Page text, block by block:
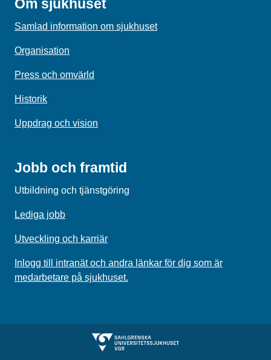
Om sjukhuset
Samlad information om sjukhuset
Organisation
Press och omvärld
Historik
Uppdrag och vision
Jobb och framtid
Utbildning och tjänstgöring
Lediga jobb
Utveckling och karriär
Inlogg till intranät och andra länkar för dig som är
medarbetare på sjukhuset.